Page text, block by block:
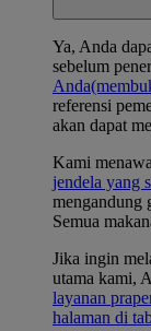
Ya, Anda
sebelum
Anda
referensi
akan dapat
Kami
jendela yang
mengandung
Semua
Jika ingin
utama kami,
layanan
halaman di